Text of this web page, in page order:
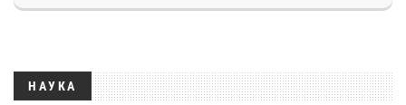
НАУКА